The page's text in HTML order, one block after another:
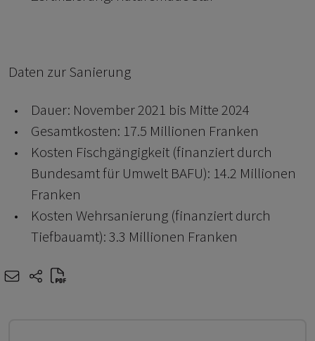
Daten zur Sanierung
Dauer: November 2021 bis Mitte 2024
Gesamtkosten: 17.5 Millionen Franken
Kosten Fischgängigkeit (finanziert durch
Bundesamt für Umwelt BAFU): 14.2 Millionen
Franken
Kosten Wehrsanierung (finanziert durch
Tiefbauamt): 3.3 Millionen Franken
e-mailshare-icons